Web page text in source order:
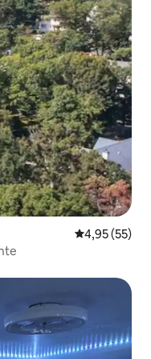
4,95 de uma
4,95 (55)